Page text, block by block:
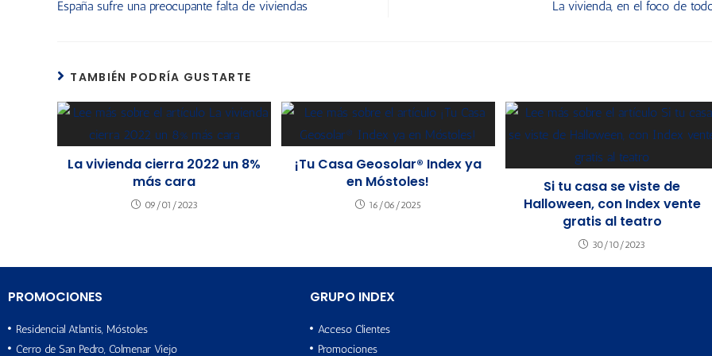
España sufre una preocupante falta de viviendas La vivienda, en el foco de
TAMBIÉN PODRÍA GUSTARTE
La vivienda cierra 2022 un 8%
más cara
09/01/2023
¡Tu Casa Geosolar® Index ya
en Móstoles!
16/06/2025
Si tu casa se viste de
Halloween, con Index vente
gratis al teatro
30/10/2023
PROMOCIONES
Residencial Atlantis, Móstoles
Cerro de San Pedro, Colmenar Viejo
GRUPO INDEX
Acceso Clientes
Promociones